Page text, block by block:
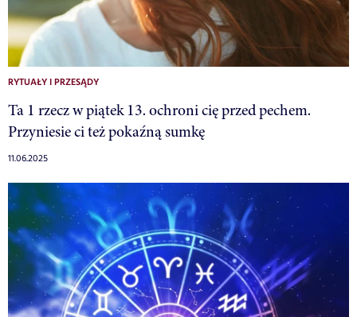
RYTUAŁY I PRZESĄDY
Ta 1 rzecz w piątek 13. ochroni cię przed pechem.
Przyniesie ci też pokaźną sumkę
11.06.2025